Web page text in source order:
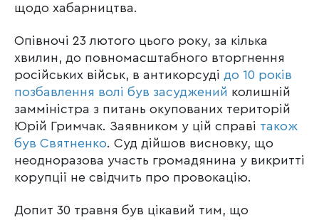
щодо хабарництва.
Опівночі 23 лютого цього року, за кілька
хвилин, до повномасштабного вторгнення
російських військ, в антикорсуді до 10 років
позбавлення волі був засуджений колишній
замміністра з питань окупованих територій
Юрій Гримчак. Заявником у цій справі також
був Святненко. Суд дійшов висновку, що
неодноразова участь громадянина у викритті
корупції не свідчить про провокацію.
Допит 30 травня був цікавий тим, що